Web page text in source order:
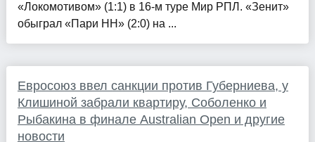
«Локомотивом» (1:1) в 16-м туре Мир РПЛ. «Зенит»
обыграл «Пари НН» (2:0) на ...
Евросоюз ввел санкции против Губерниева, у
Клишиной забрали квартиру, Соболенко и
Рыбакина в финале Australian Open и другие
новости